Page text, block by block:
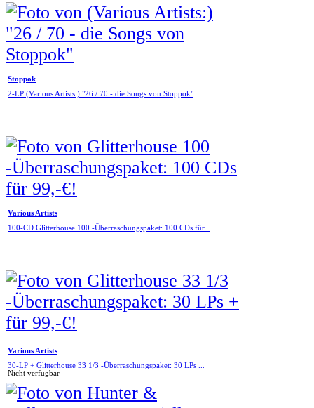
Stoppok
2-LP (Various Artists:) "26 / 70 - die Songs von Stoppok"
Various Artists
100-CD Glitterhouse 100 -Überraschungspaket: 100 CDs für...
Various Artists
30-LP + Glitterhouse 33 1/3 -Überraschungspaket: 30 LPs ...
Nicht verfügbar